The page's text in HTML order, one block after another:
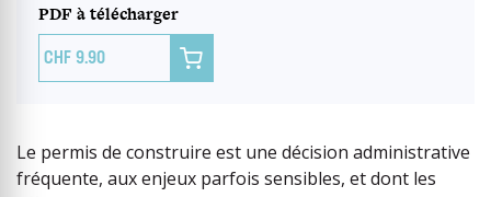
PDF à télécharger
9.90 
Le permis de construire est une décision administrative
fréquente, aux enjeux parfois sensibles, et dont les